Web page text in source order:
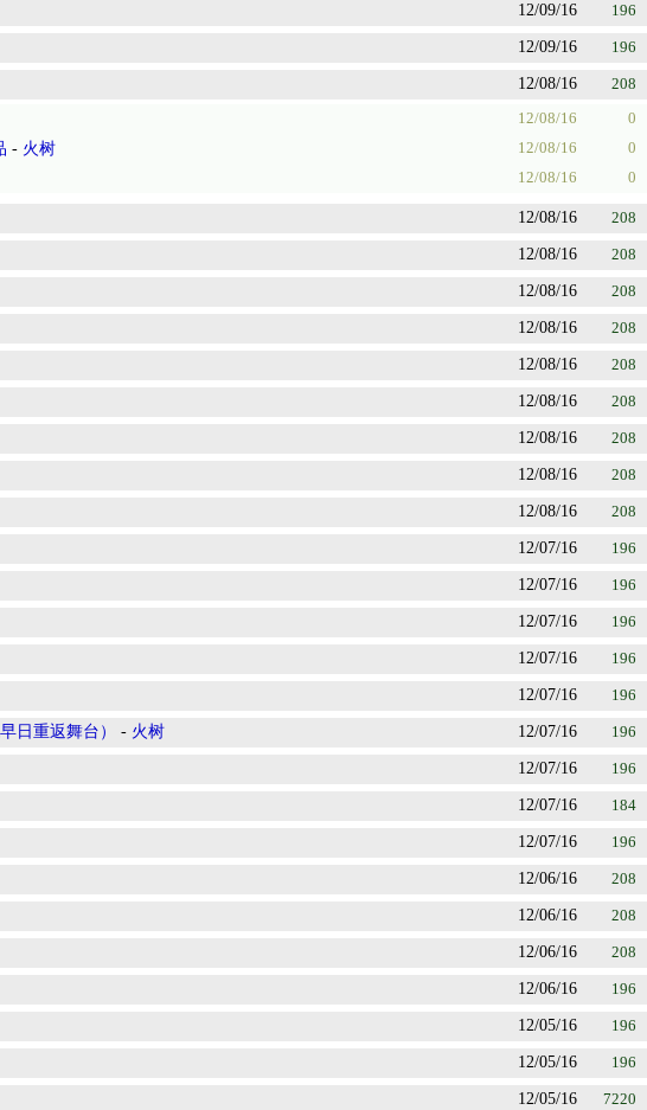
12/09/16 196
12/09/16 196
12/08/16 208
12/08/16 0
- 火树 12/08/16 0
12/08/16 0
12/08/16 208
12/08/16 208
12/08/16 208
12/08/16 208
12/08/16 208
12/08/16 208
12/08/16 208
12/08/16 208
12/08/16 208
12/07/16 196
12/07/16 196
12/07/16 196
12/07/16 196
12/07/16 196
日重返舞台） - 火树 12/07/16 196
12/07/16 196
12/07/16 184
12/07/16 196
12/06/16 208
12/06/16 208
12/06/16 208
12/06/16 196
12/05/16 196
12/05/16 196
12/05/16 7220